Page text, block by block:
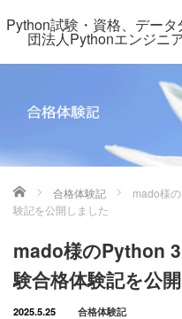
Python試験・資格、デー
団法人Pythonエンジニ
ホーム 合格体験記
mado様
験記を公開しました
mado様のPython
験合格体験記を公
2025.5.25 合格体験記